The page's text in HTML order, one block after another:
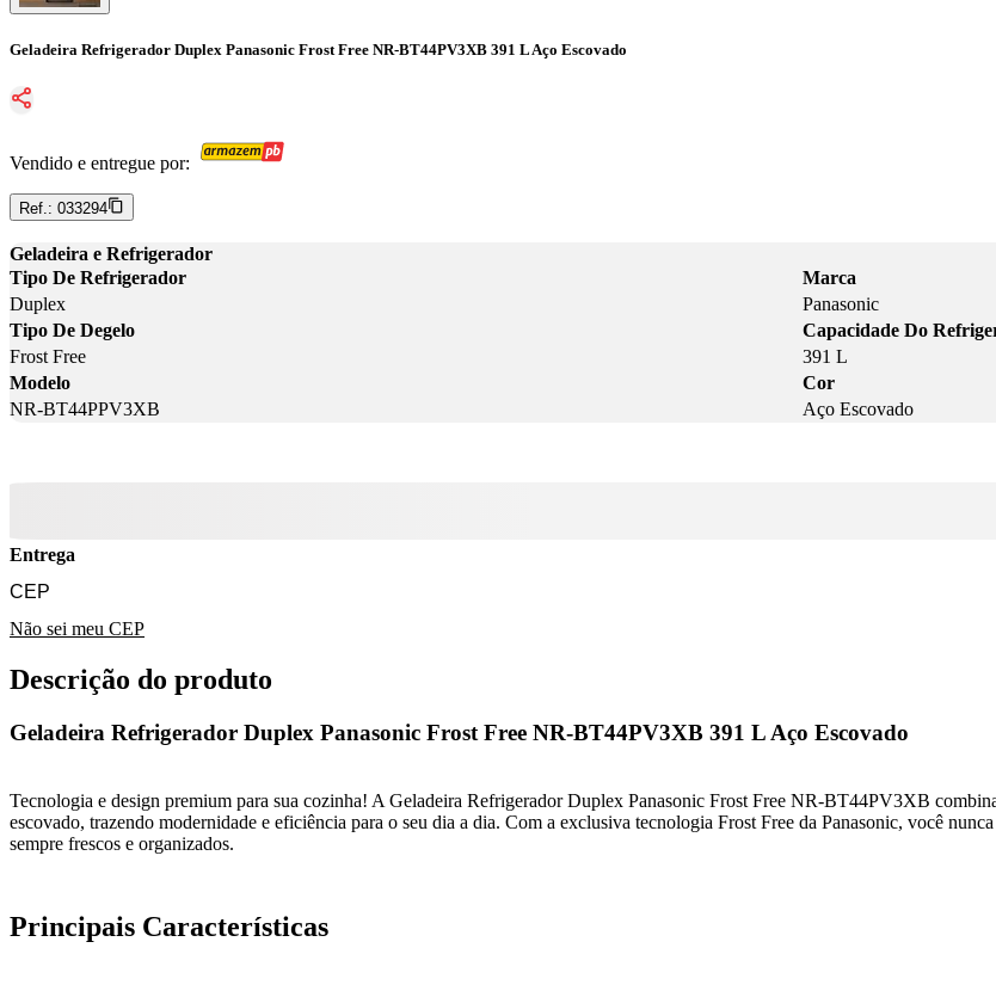
Geladeira Refrigerador Duplex Panasonic Frost Free NR-BT44PV3XB 391 L Aço Escovado
Vendido e entregue por:
Ref.: 033294
Geladeira e Refrigerador
Tipo De Refrigerador
Duplex
Marca
Panasonic
Tipo De Degelo
Frost Free
Capacidade Do
391 L
Modelo
NR-BT44PPV3XB
Cor
Aço Escovado
Entrega
Não sei meu CEP
Descrição do produto
Geladeira Refrigerador Duplex Panasonic Frost Free NR-BT44PV3XB 391 L Aço Escovado
Tecnologia e design premium para sua cozinha! A Geladeira Refrigerador Duplex Panasonic Frost Free NR-BT44PV3XB
escovado, trazendo modernidade e eficiência para o seu dia a dia. Com a exclusiva tecnologia Frost Free da Panasonic, você
sempre frescos e organizados.
Principais Características